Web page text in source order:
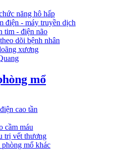
năng hô hấp
điện - máy truyền dịch
tim - điện não
dõi bệnh nhân
xương
mổ
cao tần
cầm máu
trị vết thương
mổ khác